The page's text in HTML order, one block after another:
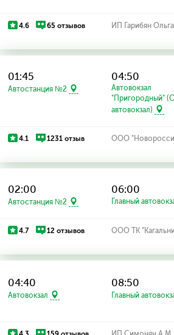
4.6 65 отзывов ИП Гарибян
01:45
Автостанция №2
04:50
Автовокзал
"Пригородный"
автовокзал)
4.1 1231 отзыв ООО
02:00
Автостанция №2
06:00
Главный
4.7 12 отзывов ООО ТК
04:40
Автовокзал
08:50
Главный